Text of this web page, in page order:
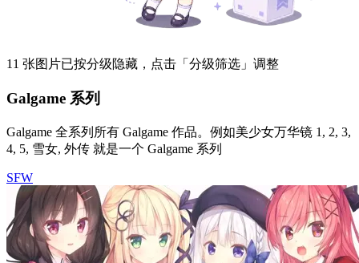
11 张图片已按分级隐藏，点击「分级筛选」调整
Galgame 系列
Galgame 全系列所有 Galgame 作品。例如美少女万华镜 1, 2, 3,
4, 5, 雪女, 外传 就是一个 Galgame 系列
SFW